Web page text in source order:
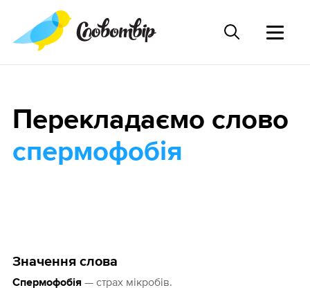
Значення слова
Спермофобія— страх мікробів.
Перекладаємо слово
спермофобія